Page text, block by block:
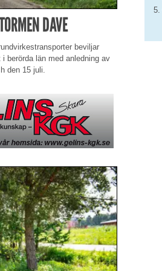
DAVE
beviljar
berörda län med anledning av
den 15 juli.